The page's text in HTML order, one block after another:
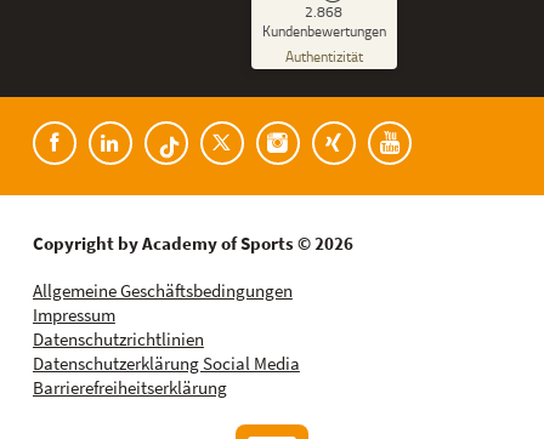
2.868
Kundenbewertungen
Authentizität
%
Empfehlungen auf
ProvenExpert.com
4,53
182
Bewertungen auf
2.686
Bewertungen von
8
Copyright by Academy of Sports © 2026
Allgemeine Geschäftsbedingungen
Impressum
Datenschutzrichtlinien
Datenschutzerklärung Social Media
Barrierefreiheitserklärung